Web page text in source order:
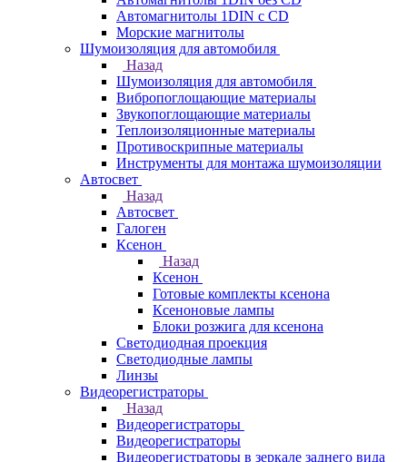
Автомагнитолы 1DIN с CD
Морские магнитолы
Шумоизоляция для автомобиля
Назад
Шумоизоляция для автомобиля
Вибропоглощающие материалы
Звукопоглощающие материалы
Теплоизоляционные материалы
Противоскрипные материалы
Инструменты для монтажа шумоизоляции
Автосвет
Назад
Автосвет
Галоген
Ксенон
Назад
Ксенон
Готовые комплекты ксенона
Ксеноновые лампы
Блоки розжига для ксенона
Светодиодная проекция
Светодиодные лампы
Линзы
Видеорегистраторы
Назад
Видеорегистраторы
Видеорегистраторы
Видеорегистраторы в зеркале заднего вида